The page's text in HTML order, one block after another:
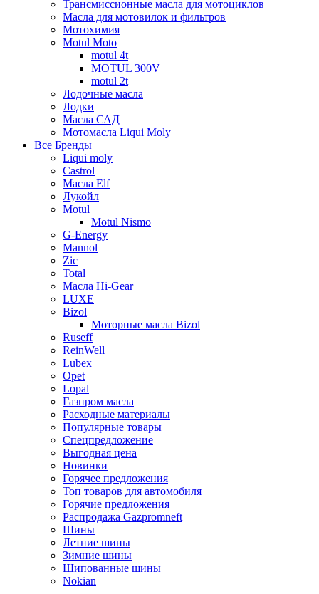
Трансмиссионные масла для мотоциклов
Масла для мотовилок и фильтров
Мотохимия
Motul Moto
motul 4t
MOTUL 300V
motul 2t
Лодочные масла
Лодки
Масла САД
Мотомасла Liqui Moly
Все Бренды
Liqui moly
Castrol
Масла Elf
Лукойл
Motul
Motul Nismo
G-Energy
Mannol
Zic
Total
Масла Hi-Gear
LUXE
Bizol
Моторные масла Bizol
Ruseff
ReinWell
Lubex
Opet
Lopal
Газпром масла
Расходные материалы
Популярные товары
Спецпредложение
Выгодная цена
Новинки
Горячее предложения
Топ товаров для автомобиля
Горячие предложения
Распродажа Gazpromneft
Шины
Летние шины
Зимние шины
Шипованные шины
Nokian